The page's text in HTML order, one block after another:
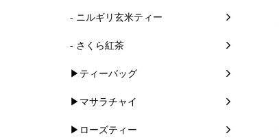
- ニルギリ玄米ティー
- さくら紅茶
▶ティーバッグ
▶マサラチャイ
▶ローズティー